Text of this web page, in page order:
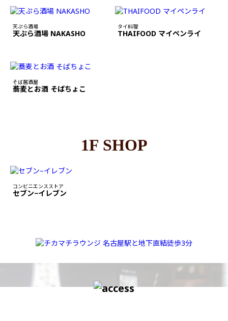
天ぷら酒場
天ぷら酒場 NAKASHO
タイ料理
THAIFOOD マイペンライ
そば居酒屋
蕎麦とお酒 そばちょこ
1F SHOP
コンビニエンスストア
セブン−イレブン